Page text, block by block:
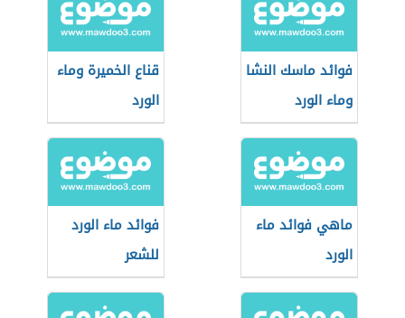
فوائد ماسك النشا
وماء الورد
قناع الخميرة وماء
الورد
ماهي فوائد ماء
الورد
فوائد ماء الورد
للشعر